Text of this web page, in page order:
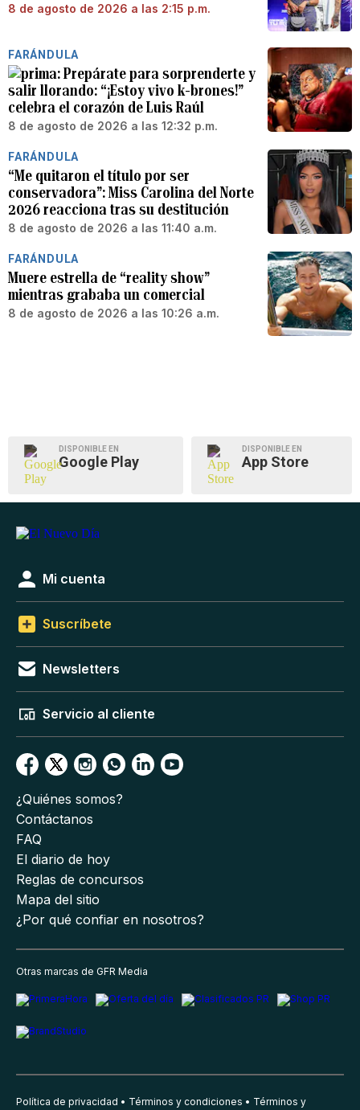
8 de agosto de 2026 a las 2:15 p.m.
FARÁNDULA
Prepárate para sorprenderte y
salir llorando: “¡Estoy vivo k-brones!”
celebra el corazón de Luis Raúl
8 de agosto de 2026 a las 12:32 p.m.
FARÁNDULA
“Me quitaron el título por ser
conservadora”: Miss Carolina del Norte
2026 reacciona tras su destitución
8 de agosto de 2026 a las 11:40 a.m.
FARÁNDULA
Muere estrella de “reality show”
mientras grababa un comercial
8 de agosto de 2026 a las 10:26 a.m.
DISPONIBLE EN
Google Play
DISPONIBLE EN
App Store
Mi cuenta
Suscríbete
Newsletters
Servicio al cliente
¿Quiénes somos?
Contáctanos
FAQ
El diario de hoy
Reglas de concursos
Mapa del sitio
¿Por qué confiar en nosotros?
Otras marcas de GFR Media
Política de privacidad Términos y condiciones Términos y